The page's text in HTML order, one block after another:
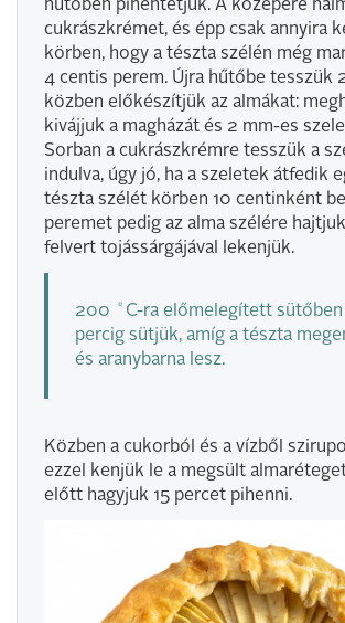
hűtőben pihentetjük. A közepére
cukrászkrémet, és épp csak annyira
körben, hogy a tészta szélén még
4 centis perem. Újra hűtőbe tesszük
közben előkészítjük az almákat:
kivájjuk a magházát és 2 mm-es
Sorban a cukrászkrémre tesszük a
indulva, úgy jó, ha a szeletek átfedik
tészta szélét körben 10 centinként
peremet pedig az alma szélére
felvert tojássárgájával lekenjük.
200 ˚C-ra előmelegített
percig sütjük, amíg a tészta
és aranybarna lesz.
Közben a cukorból és a vízből
ezzel kenjük le a megsült
előtt hagyjuk 15 percet pihenni.